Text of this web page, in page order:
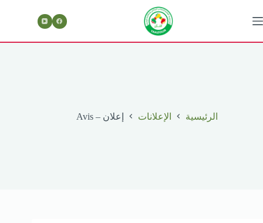
إلى
المحتوى
الرئيسية الإعلانات إعلان – Avis